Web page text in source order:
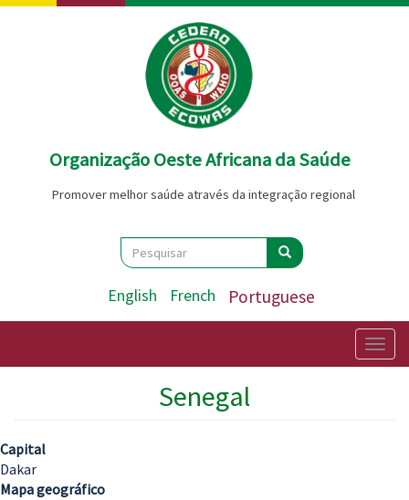
Passar
Organização Oeste Africana da Saúde
Promover melhor saúde através da integração regional
Search
Pesquisar Pesquisar
English French Portuguese
Senegal
Capital
Dakar
Mapa geográfico